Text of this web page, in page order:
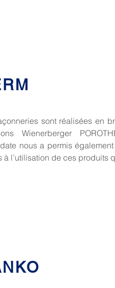
sont réalisées en
Wienerberger
nous a permis
l’utilisation de ces produits